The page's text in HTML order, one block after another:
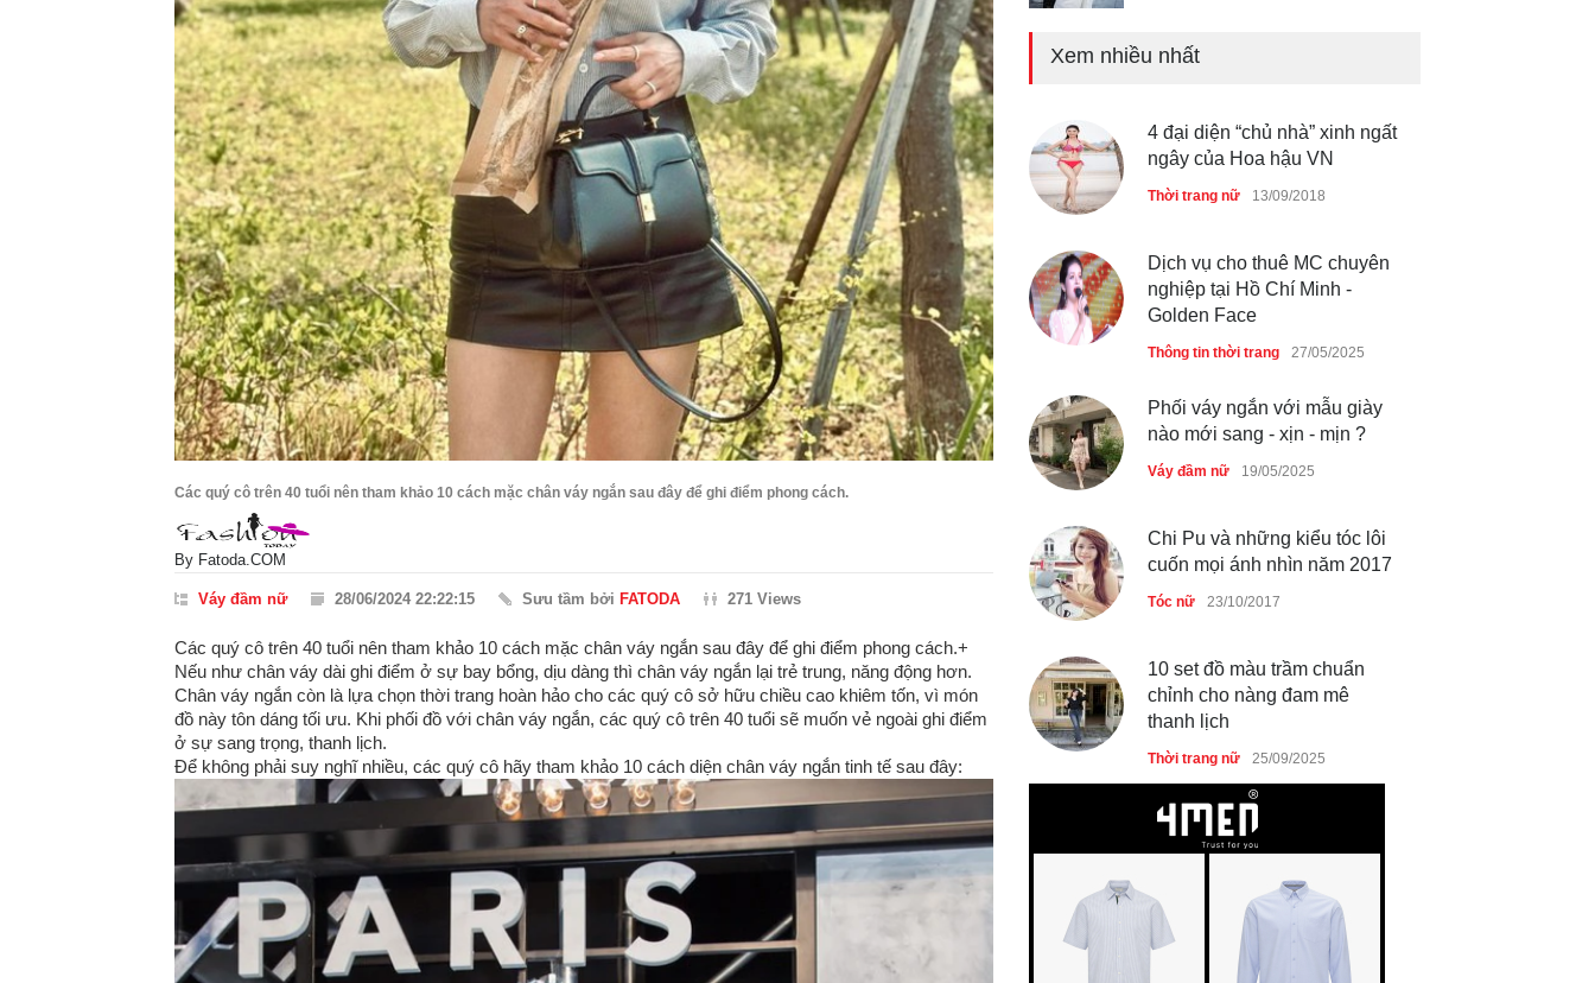
Các quý cô trên 40 tuổi nên tham khảo 10 cách mặc chân váy ngắn sau đây để ghi điểm phong cách.
By Fatoda.COM
Váy đầm nữ 28/06/2024 22:22:15 Sưu tầm bởi FATODA 271 Views
Các quý cô trên 40 tuổi nên tham khảo 10 cách mặc chân váy ngắn sau đây để ghi điểm phong cách.+
Nếu như chân váy dài ghi điểm ở sự bay bổng, dịu dàng thì chân váy ngắn lại trẻ trung, năng động hơn.
Chân váy ngắn còn là lựa chọn thời trang hoàn hảo cho các quý cô sở hữu chiều cao khiêm tốn, vì món
đồ này tôn dáng tối ưu. Khi phối đồ với chân váy ngắn, các quý cô trên 40 tuổi sẽ muốn vẻ ngoài ghi điểm
ở sự sang trọng, thanh lịch.
Để không phải suy nghĩ nhiều, các quý cô hãy tham khảo 10 cách diện chân váy ngắn tinh tế sau đây:
Chiếc áo dài cưới của Hoa
Xem nhiều nhất
4 đại diện “chủ nhà” xinh ngất
ngây của Hoa hậu VN
Thời trang nữ 13/09/2018
Dịch vụ cho thuê MC chuyên
nghiệp tại Hồ Chí Minh -
Golden Face
Thông tin thời trang 27/05/2025
Phối váy ngắn với mẫu giày
nào mới sang - xịn - mịn ?
Váy đầm nữ 19/05/2025
Chi Pu và những kiểu tóc lôi
cuốn mọi ánh nhìn năm 2017
Tóc nữ 23/10/2017
10 set đồ màu trầm chuẩn
chỉnh cho nàng đam mê
thanh lịch
Thời trang nữ 25/09/2025